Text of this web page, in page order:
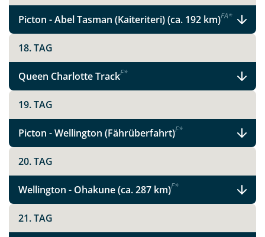
X
WhatsApp
Telegram
per E-Mail senden
Link kopieren
Picton - Abel Tasman (Kaiteriteri) (ca. 192 km)FA*
18. TAG
Queen Charlotte TrackF*
19. TAG
Picton - Wellington (Fährüberfahrt)F*
20. TAG
Wellington - Ohakune (ca. 287 km)F*
21. TAG